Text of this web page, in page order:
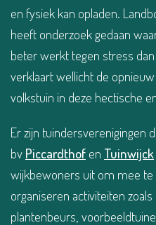
en fysiek kan opladen.
heeft onderzoek gedaan
beter werkt tegen stress
verklaart wellicht de
volkstuin in deze hectische
Er zijn tuindersverenigingen
bv Piccardthof en Tuinwijck
wijkbewoners uit om mee te
organiseren activiteiten
plantenbeurs,